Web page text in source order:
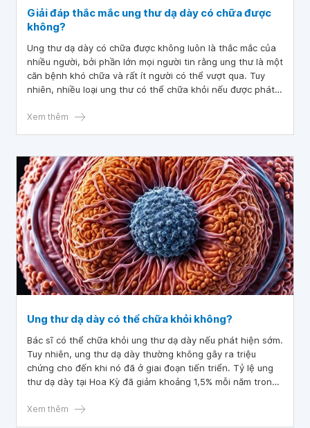
Giải đáp thắc mắc ung thư dạ dày có chữa được
không?
Ung thư dạ dày có chữa được không luôn là thắc mắc của
nhiều người, bởi phần lớn mọi người tin rằng ung thư là một
căn bệnh khó chữa và rất ít người có thể vượt qua. Tuy
nhiên, nhiều loại ung thư có thể chữa khỏi nếu được phát
dày có thể chữa được không thông qua bài viết này nhé.
Xem thêm
Ung thư dạ dày có thể chữa khỏi không?
Bác sĩ có thể chữa khỏi ung thư dạ dày nếu phát hiện sớm.
Tuy nhiên, ung thư dạ dày thường không gây ra triệu
chứng cho đến khi nó đã ở giai đoạn tiến triển. Tỷ lệ ung
thư dạ dày tại Hoa Kỳ đã giảm khoảng 1,5% mỗi năm trong
26.500 người sẽ được chẩn đoán vào năm 2023.
Xem thêm